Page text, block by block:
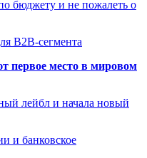
бюджету и не пожалеть о
B2B-сегмента
первое место в мировом
лейбл и начала новый
и банковское